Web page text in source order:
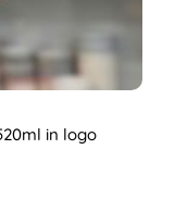
in logo